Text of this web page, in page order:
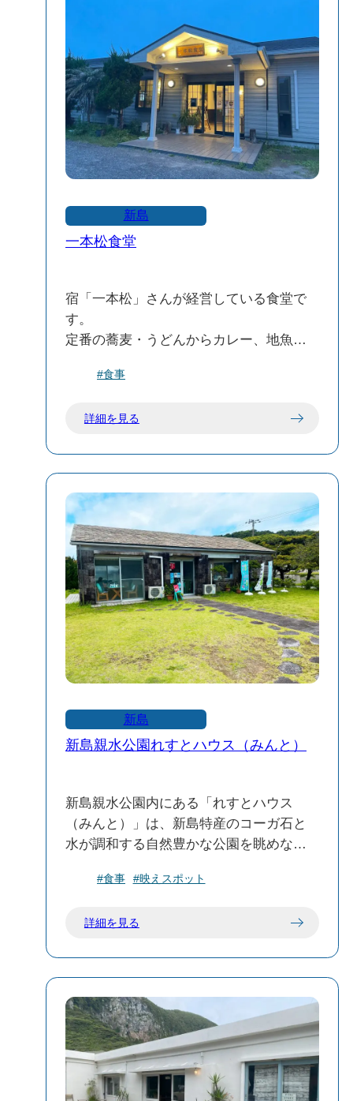
新島
一本松食堂
宿「一本松」さんが経営している食堂で
す。
定番の蕎麦・うどんからカレー、地魚を
うどんや明日葉天そばなど、島の旬の素
す。
情報の確認がおすすめです。
島民にも観光客にも利用しやすく、清潔
でカジュアルな空間の中で、新島らし
い“島めし”を気軽に楽しめる一軒です。
#食事
詳細を見る
新島
新島親水公園れすとハウス（みんと）
新島親水公園内にある「れすとハウス
（みんと）」は、新島特産のコーガ石と
水が調和する自然豊かな公園を眺めなが
トラン＆カフェで、11:00～15:30（夏季は
最新情報チェックが◎
も、観光客にも好評で美味しいとの声が
寄せられています 。ランチ利用が特に人
気で、景色・ボリューム・味のバランス
が良好との評価も多く、立ち寄りやすく
島旅のひとときを彩るおすすめスポット
#食事 #映えスポット
詳細を見る